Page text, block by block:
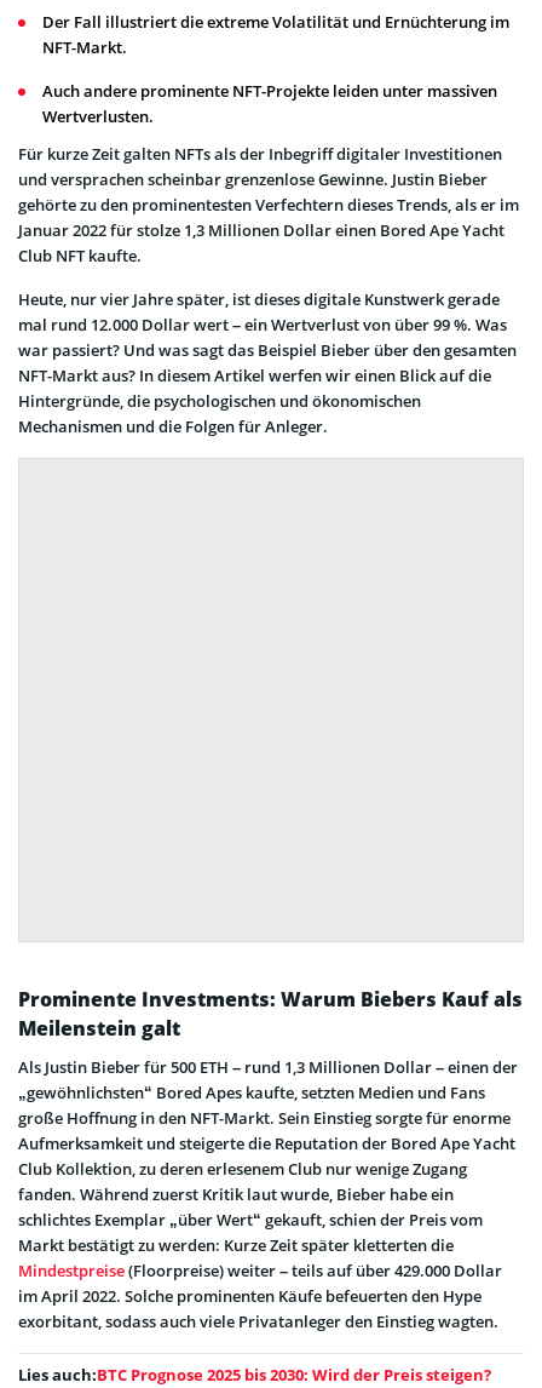
Der Fall illustriert die extreme Volatilität und Ernüchterung im
NFT-Markt.
Auch andere prominente NFT-Projekte leiden unter massiven
Wertverlusten.
Für kurze Zeit galten NFTs als der Inbegriff digitaler Investitionen
und versprachen scheinbar grenzenlose Gewinne. Justin Bieber
gehörte zu den prominentesten Verfechtern dieses Trends, als er im
Januar 2022 für stolze 1,3 Millionen Dollar einen Bored Ape Yacht
Club NFT kaufte.
Heute, nur vier Jahre später, ist dieses digitale Kunstwerk gerade
mal rund 12.000 Dollar wert – ein Wertverlust von über 99 %. Was
war passiert? Und was sagt das Beispiel Bieber über den gesamten
NFT-Markt aus? In diesem Artikel werfen wir einen Blick auf die
Hintergründe, die psychologischen und ökonomischen
Mechanismen und die Folgen für Anleger.
Prominente Investments: Warum Biebers Kauf als
Meilenstein galt
Als Justin Bieber für 500 ETH – rund 1,3 Millionen Dollar – einen der
„gewöhnlichsten“ Bored Apes kaufte, setzten Medien und Fans
große Hoffnung in den NFT-Markt. Sein Einstieg sorgte für enorme
Aufmerksamkeit und steigerte die Reputation der Bored Ape Yacht
Club Kollektion, zu deren erlesenem Club nur wenige Zugang
fanden. Während zuerst Kritik laut wurde, Bieber habe ein
schlichtes Exemplar „über Wert“ gekauft, schien der Preis vom
Markt bestätigt zu werden: Kurze Zeit später kletterten die
Mindestpreise(Floorpreise) weiter – teils auf über 429.000 Dollar
im April 2022. Solche prominenten Käufe befeuerten den Hype
exorbitant, sodass auch viele Privatanleger den Einstieg wagten.
Lies auch:BTC Prognose 2025 bis 2030: Wird der Preis steigen?